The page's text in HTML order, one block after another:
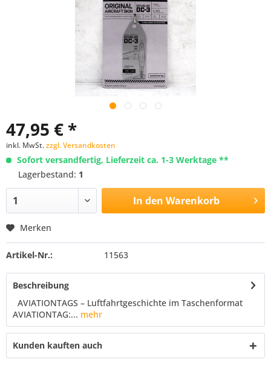
47,95 € *
inkl. MwSt.zzgl. Versandkosten
Sofort versandfertig, Lieferzeit ca. 1-3 Werktage **
Lagerbestand: 1
In den Warenkorb
Merken
Artikel-Nr.: 11563
Beschreibung
AVIATIONTAGS – Luftfahrtgeschichte im Taschenformat
AVIATIONTAG:... mehr
Kunden kauften auch